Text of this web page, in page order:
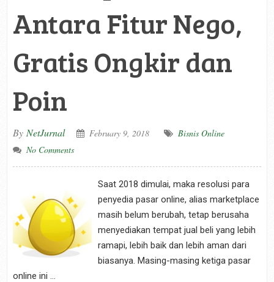
Antara Fitur Nego,
Gratis Ongkir dan
Poin
By NetJurnal February 9, 2018
Bisnis Online
No Comments
Saat 2018 dimulai, maka resolusi para
penyedia pasar online, alias marketplace
masih belum berubah, tetap berusaha
menyediakan tempat jual beli yang lebih
ramapi, lebih baik dan lebih aman dari
biasanya. Masing-masing ketiga pasar
online ini …